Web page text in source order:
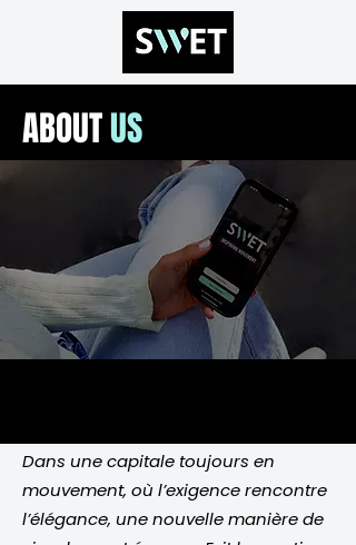
ABOUTUS
Dans une capitale toujours en
mouvement, où l’exigence rencontre
l’élégance, une nouvelle manière de